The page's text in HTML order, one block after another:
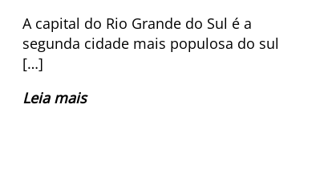
A capital do Rio Grande do Sul é a
segunda cidade mais populosa do sul
[…]
Leia mais